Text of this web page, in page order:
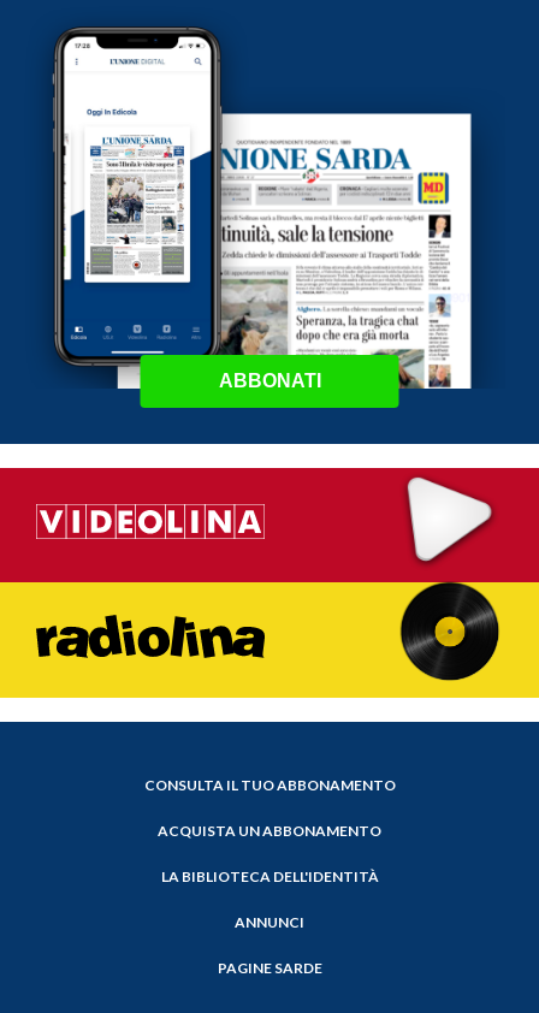
ABBONATI
CONSULTA IL TUO ABBONAMENTO
ACQUISTA UN ABBONAMENTO
LA BIBLIOTECA DELL'IDENTITÀ
ANNUNCI
PAGINE SARDE